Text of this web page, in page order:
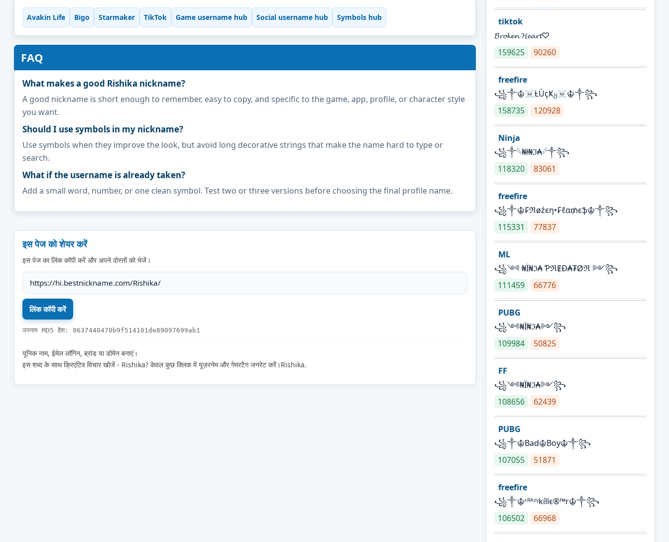
Avakin Life Bigo Starmaker TikTok Game username hub Social username hub Symbols hub
FAQ
What makes a good Rishika nickname?
A good nickname is short enough to remember, easy to copy, and specific to the game, app, profile, or character style
you want.
Should I use symbols in my nickname?
Use symbols when they improve the look, but avoid long decorative strings that make the name hard to type or
search.
What if the username is already taken?
Add a small word, number, or one clean symbol. Test two or three versions before choosing the final profile name.
इस पेज को शेयर करें
इस पेज का लिंक कॉपी करें और अपने दोस्तों को भेजें।
उपनाम MD5 हैश: 9637440470b9f514101de89097699ab1
यूनिक नाम, ईमेल लॉगिन, ब्रांड या डोमेन बनाएं।
इस शब्द के साथ क्रिएटिव विचार खोजें - Rishika? केवल कुछ क्लिक में यूज़रनेम और गेमरटैग जनरेट करें।Rishika.
tiktok
𝓑𝓻𝓸𝓴𝓮𝓷 𝓗𝓮𝓪𝓻𝓽♡
159625
90260
freefire
꧁༒☬☠Ƚ︎ÙçҜყ☠︎☬༒꧂
158735
120928
Ninja
꧁⁣༒𓆩₦ł₦ℑ₳𓆪༒꧂
118320
83061
freefire
꧁༒☬₣ℜøźєη•₣ℓα₥єֆ☬༒꧂
115331
77837
ML
꧁༺ ₦Ї₦ℑ₳ ƤℜɆĐ₳₮Øℜ ༻꧂
111459
66776
PUBG
꧁༺₦Ї₦ℑ₳༻꧂
109984
50825
FF
꧁༺₦Ї₦ℑ₳༻꧂
108656
62439
PUBG
꧁༒☬Bad☬Boy☬༒꧂
107055
51871
freefire
꧁༒☬ᶜᴿᴬᶻᵞkíllє®™r☬༒꧂
106502
66968